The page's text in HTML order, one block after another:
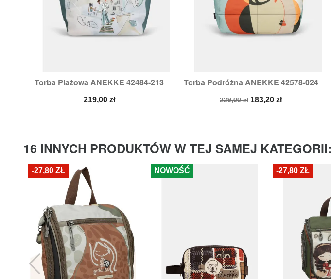
Torba Plażowa ANEKKE 42484-213
Cena
219,00 zł
Szybki podgląd Torba Podróżna ANEKKE 42578-024
Cena
229,00 zł Cena
183,20 zł
Szybki podgląd
16 INNYCH PRODUKTÓW W TEJ SAMEJ KATEGORII:
-27,80 ZŁ NOWOŚĆ -27,80 ZŁ